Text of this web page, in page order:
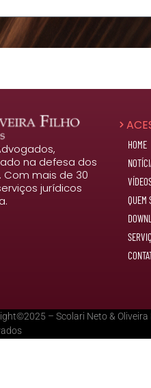
na defesa dos
Com mais de 30
jurídicos
HOME
QUEM
– Scolari Neto &